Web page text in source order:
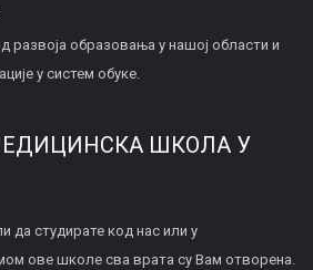
развоја образовања у нашој области и
у систем обуке.
ШКОЛА У
да студирате код нас или у
ове школе сва врата су Вам отворена.